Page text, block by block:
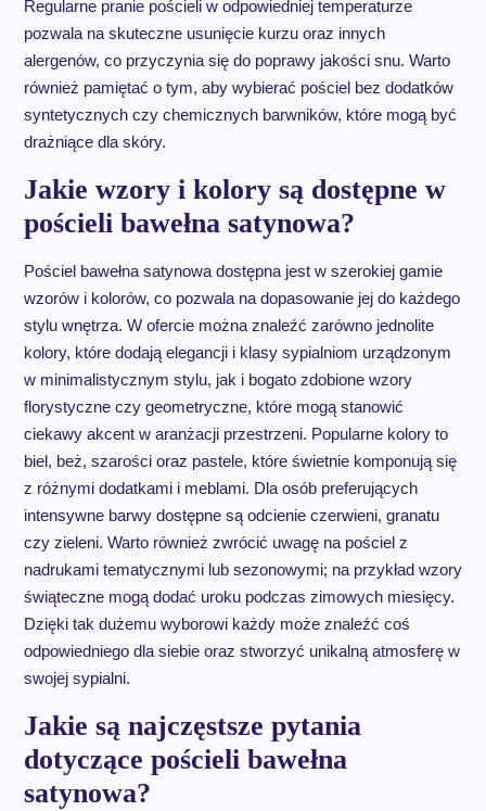
Regularne pranie pościeli w odpowiedniej temperaturze
pozwala na skuteczne usunięcie kurzu oraz innych
alergenów, co przyczynia się do poprawy jakości snu. Warto
również pamiętać o tym, aby wybierać pościel bez dodatków
syntetycznych czy chemicznych barwników, które mogą być
drażniące dla skóry.
Jakie wzory i kolory są dostępne w
pościeli bawełna satynowa?
Pościel bawełna satynowa dostępna jest w szerokiej gamie
wzorów i kolorów, co pozwala na dopasowanie jej do każdego
stylu wnętrza. W ofercie można znaleźć zarówno jednolite
kolory, które dodają elegancji i klasy sypialniom urządzonym
w minimalistycznym stylu, jak i bogato zdobione wzory
florystyczne czy geometryczne, które mogą stanowić
ciekawy akcent w aranżacji przestrzeni. Popularne kolory to
biel, beż, szarości oraz pastele, które świetnie komponują się
z różnymi dodatkami i meblami. Dla osób preferujących
intensywne barwy dostępne są odcienie czerwieni, granatu
czy zieleni. Warto również zwrócić uwagę na pościel z
nadrukami tematycznymi lub sezonowymi; na przykład wzory
świąteczne mogą dodać uroku podczas zimowych miesięcy.
Dzięki tak dużemu wyborowi każdy może znaleźć coś
odpowiedniego dla siebie oraz stworzyć unikalną atmosferę w
swojej sypialni.
Jakie są najczęstsze pytania
dotyczące pościeli bawełna
satynowa?